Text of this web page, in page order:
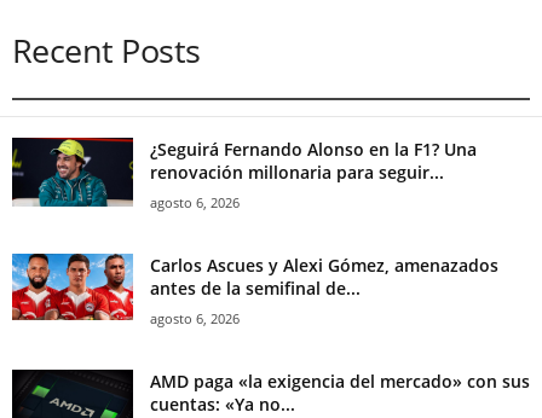
Recent Posts
¿Seguirá Fernando Alonso en la F1? Una
renovación millonaria para seguir...
agosto 6, 2026
Carlos Ascues y Alexi Gómez, amenazados
antes de la semifinal de...
agosto 6, 2026
AMD paga «la exigencia del mercado» con sus
cuentas: «Ya no...